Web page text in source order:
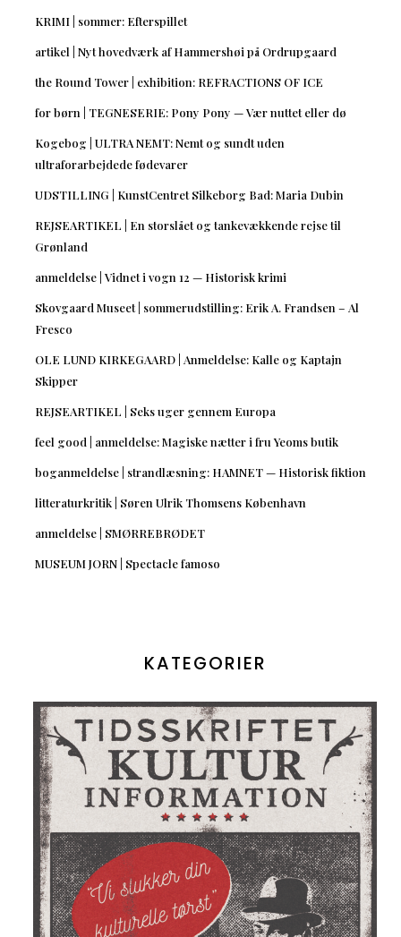
KRIMI | sommer: Efterspillet
artikel | Nyt hovedværk af Hammershøi på Ordrupgaard
the Round Tower | exhibition: REFRACTIONS OF ICE
for børn | TEGNESERIE: Pony Pony — Vær nuttet eller dø
Kogebog | ULTRA NEMT: Nemt og sundt uden
ultraforarbejdede fødevarer
UDSTILLING | KunstCentret Silkeborg Bad: Maria Dubin
REJSEARTIKEL | En storslået og tankevækkende rejse til
Grønland
anmeldelse | Vidnet i vogn 12 — Historisk krimi
Skovgaard Museet | sommerudstilling: Erik A. Frandsen – Al
Fresco
OLE LUND KIRKEGAARD | Anmeldelse: Kalle og Kaptajn
Skipper
REJSEARTIKEL | Seks uger gennem Europa
feel good | anmeldelse: Magiske nætter i fru Yeoms butik
boganmeldelse | strandlæsning: HAMNET — Historisk fiktion
litteraturkritik | Søren Ulrik Thomsens København
anmeldelse | SMØRREBRØDET
MUSEUM JORN | Spectacle famoso
KATEGORIER